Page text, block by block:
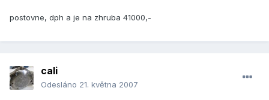
postovne, dph a je na zhruba 41000,-
cali
Odesláno 21. května 2007